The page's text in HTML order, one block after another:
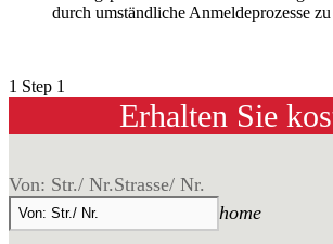
durch umständliche Anmeldeprozesse
1 Step 1
Erhalten Sie
Von: Str./ Nr.Strasse/ Nr.
home